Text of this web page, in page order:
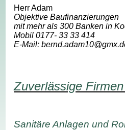
Herr Adam
Objektive Baufinanzierungen
mit mehr als 300 Banken in
Mobil 0177- 33 33 414
E-Mail:
Zuverlässige
Sanitäre Anlagen und